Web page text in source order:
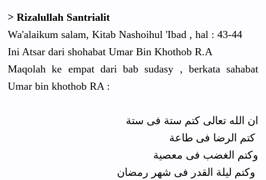
> Rizalullah Santrialit
Wa'alaikum salam, Kitab Nashoihul 'Ibad , hal : 43-44
Ini Atsar dari shohabat Umar Bin Khothob R.A
Maqolah ke empat dari bab sudasy , berkata sahabat
Umar bin khothob RA :
ان الله تعالى كتم ستة فى ستة
كتم الرضا فى طاعة
وكتم الغضب فى معصية
وكتم ليلة القدر فى شهر رمضان